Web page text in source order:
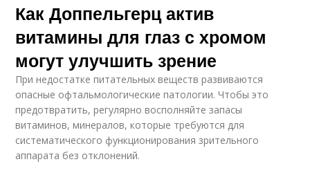
Как Доппельгерц актив
витамины для глаз с хромом
могут улучшить зрение
При недостатке питательных веществ развиваются
опасные офтальмологические патологии. Чтобы это
предотвратить, регулярно восполняйте запасы
витаминов, минералов, которые требуются для
систематического функционирования зрительного
аппарата без отклонений.